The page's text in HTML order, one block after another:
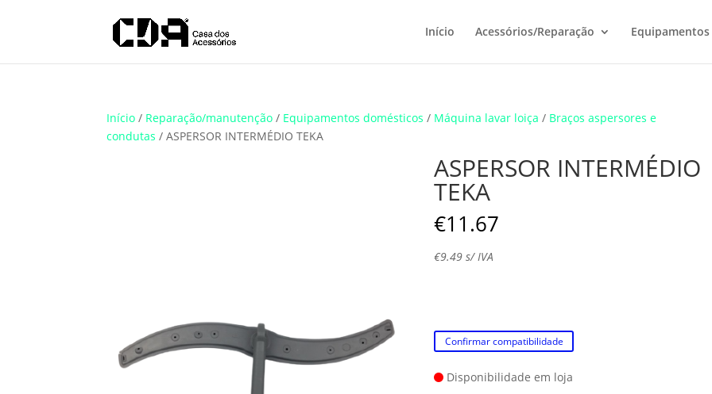
Translate
Início Acessórios/Reparação
Início / Reparação/manutenção / Equipamentos domésticos / Máquina lavar loiça / Braços aspersores e
condutas / ASPERSOR INTERMÉDIO TEKA
ASPERSOR INTERMÉDIO
TEKA
€11.67
€9.49 s/ IVA
Confirmar compatibilidade
Disponibilidade em loja